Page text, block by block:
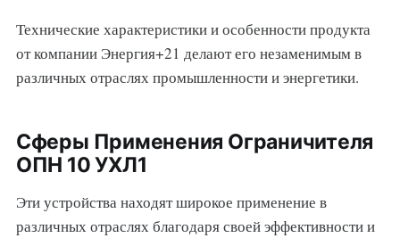
Технические характеристики и особенности продукта
от компании Энергия+21 делают его незаменимым в
различных отраслях промышленности и энергетики.
Сферы Применения Ограничителя
ОПН 10 УХЛ1
Эти устройства находят широкое применение в
различных отраслях благодаря своей эффективности и